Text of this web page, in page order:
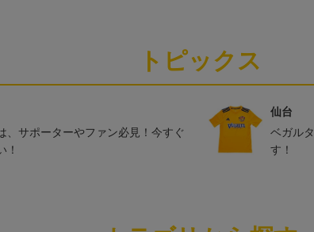
トピックス
、サポーターやファン必見！今すぐ
！
仙台
ベガル
す！